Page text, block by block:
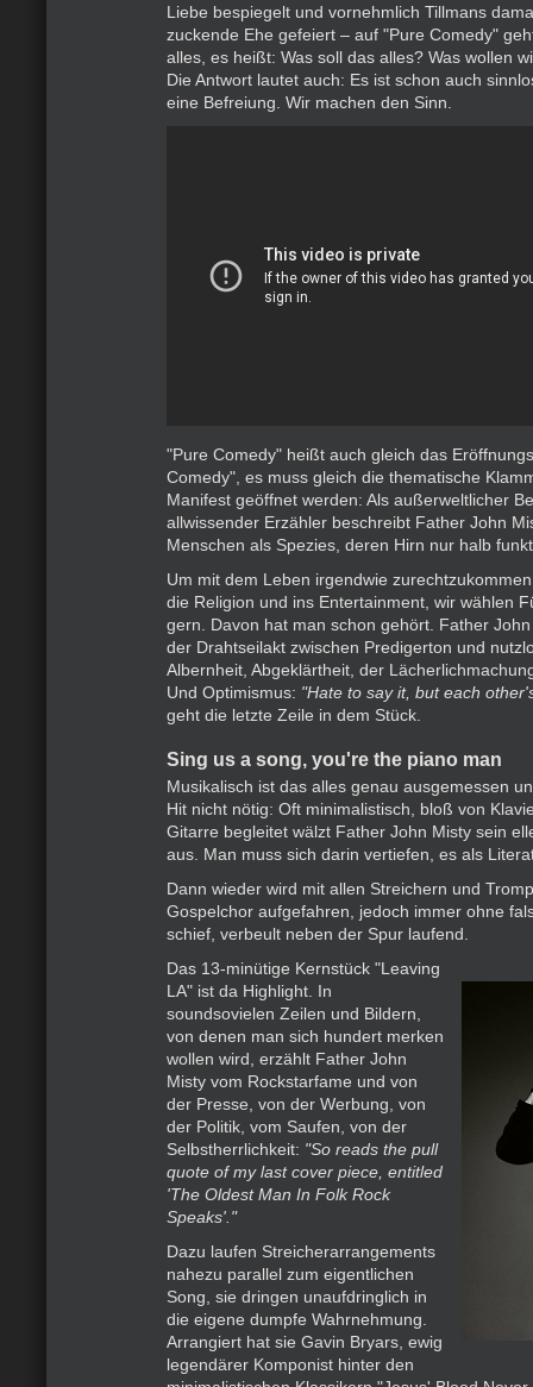
Liebe bespiegelt und vornehmlich Tillmans
zuckende Ehe gefeiert – auf "Pure Comedy"
alles, es heißt: Was soll das alles? Was wollen
Die Antwort lautet auch: Es ist schon auch
eine Befreiung. Wir machen den Sinn.
"Pure Comedy" heißt auch gleich das
Comedy", es muss gleich die thematische
Manifest geöffnet werden: Als außerweltlicher
allwissender Erzähler beschreibt Father John
Menschen als Spezies, deren Hirn nur halb
Um mit dem Leben irgendwie
die Religion und ins Entertainment, wir wählen
gern. Davon hat man schon gehört. Father
der Drahtseilakt zwischen Predigerton und
Albernheit, Abgeklärtheit, der
Und Optimismus: "Hate to say it, but each
geht die letzte Zeile in dem Stück.
Sing us a song, you're the piano man
Musikalisch ist das alles genau ausgemessen
Hit nicht nötig: Oft minimalistisch, bloß von
Gitarre begleitet wälzt Father John Misty sein
aus. Man muss sich darin vertiefen, es als
Dann wieder wird mit allen Streichern und
Gospelchor aufgefahren, jedoch immer ohne
schief, verbeult neben der Spur laufend.
Das 13-minütige Kernstück "Leaving
LA" ist da Highlight. In
soundsovielen Zeilen und Bildern,
von denen man sich hundert merken
wollen wird, erzählt Father John
Misty vom Rockstarfame und von
der Presse, von der Werbung, von
der Politik, vom Saufen, von der
Selbstherrlichkeit: "So reads the pull
quote of my last cover piece, entitled
'The Oldest Man In Folk Rock
Speaks'."
Dazu laufen Streicherarrangements
nahezu parallel zum eigentlichen
Song, sie dringen unaufdringlich in
die eigene dumpfe Wahrnehmung.
Arrangiert hat sie Gavin Bryars, ewig
legendärer Komponist hinter den